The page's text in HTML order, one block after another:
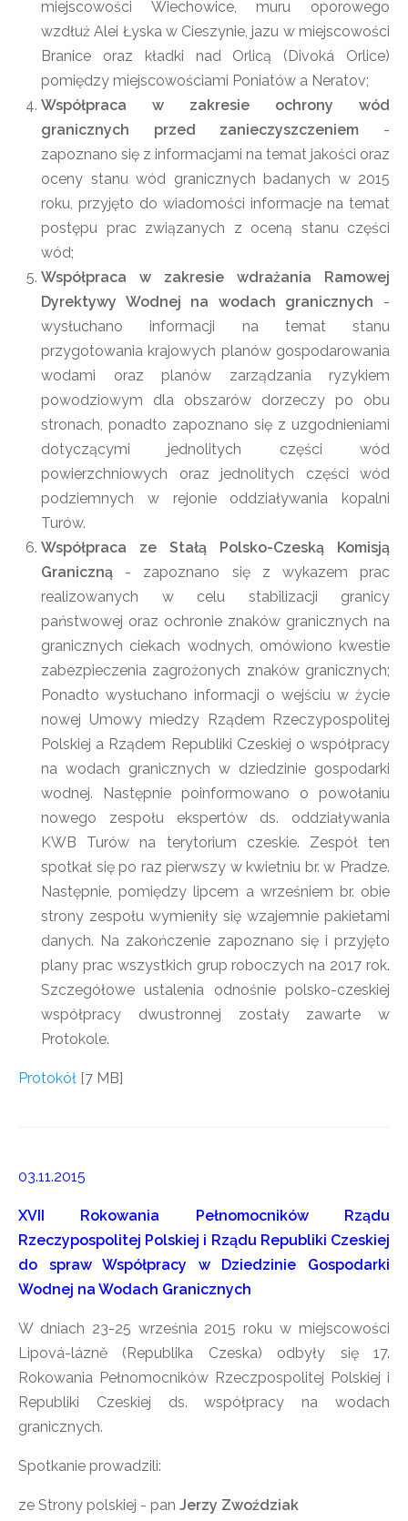
miejscowości Wiechowice, muru oporowego
wzdłuż Alei Łyska w Cieszynie, jazu w miejscowości
Branice oraz kładki nad Orlicą (Divoká Orlice)
pomiędzy miejscowościami Poniatów a Neratov;
Współpraca w zakresie ochrony wód
granicznych przed zanieczyszczeniem -
zapoznano się z informacjami na temat jakości oraz
oceny stanu wód granicznych badanych w 2015
roku, przyjęto do wiadomości informacje na temat
postępu prac związanych z oceną stanu części
wód;
Współpraca w zakresie wdrażania Ramowej
Dyrektywy Wodnej na wodach granicznych -
wysłuchano informacji na temat stanu
przygotowania krajowych planów gospodarowania
wodami oraz planów zarządzania ryzykiem
powodziowym dla obszarów dorzeczy po obu
stronach, ponadto zapoznano się z uzgodnieniami
dotyczącymi jednolitych części wód
powierzchniowych oraz jednolitych części wód
podziemnych w rejonie oddziaływania kopalni
Turów.
Współpraca ze Stałą Polsko-Czeską Komisją
Graniczną - zapoznano się z wykazem prac
realizowanych w celu stabilizacji granicy
państwowej oraz ochronie znaków granicznych na
granicznych ciekach wodnych, omówiono kwestie
zabezpieczenia zagrożonych znaków granicznych;
Ponadto wysłuchano informacji o wejściu w życie
nowej Umowy miedzy Rządem Rzeczypospolitej
Polskiej a Rządem Republiki Czeskiej o współpracy
na wodach granicznych w dziedzinie gospodarki
wodnej. Następnie poinformowano o powołaniu
nowego zespołu ekspertów ds. oddziaływania
KWB Turów na terytorium czeskie. Zespół ten
spotkał się po raz pierwszy w kwietniu br. w Pradze.
Następnie, pomiędzy lipcem a wrześniem br. obie
strony zespołu wymieniły się wzajemnie pakietami
danych. Na zakończenie zapoznano się i przyjęto
plany prac wszystkich grup roboczych na 2017 rok.
Szczegółowe ustalenia odnośnie polsko-czeskiej
współpracy dwustronnej zostały zawarte w
Protokole.
Protokół [7 MB]
03.11.2015
XVII Rokowania Pełnomocników Rządu
Rzeczypospolitej Polskiej i Rządu Republiki Czeskiej
do spraw Współpracy w Dziedzinie Gospodarki
Wodnej na Wodach Granicznych
W dniach 23-25 września 2015 roku w miejscowości
Lipová-lázně (Republika Czeska) odbyły się 17.
Rokowania Pełnomocników Rzeczpospolitej Polskiej i
Republiki Czeskiej ds. współpracy na wodach
granicznych.
Spotkanie prowadzili:
ze Strony polskiej - pan Jerzy Zwoździak